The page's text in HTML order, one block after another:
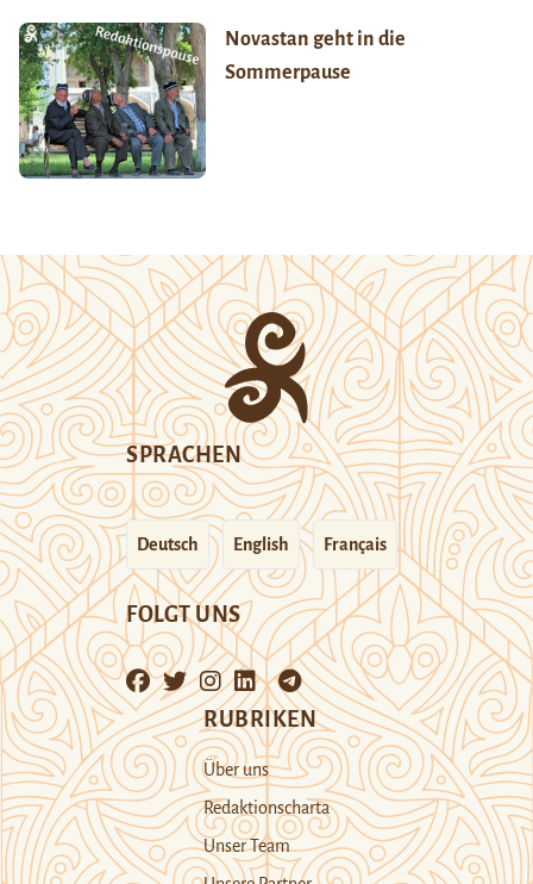
Novastan geht in die
Sommerpause
SPRACHEN
Deutsch English Français
FOLGT UNS
RUBRIKEN
Über uns
Redaktionscharta
Unser Team